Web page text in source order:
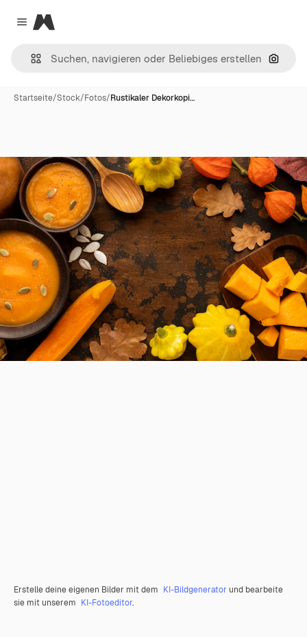
Close menu
Magnific
Nach
Startseite/Stock/Fotos/Rustikaler Dekorkopi…
Erstelle deine eigenen Bilder mit dem KI-Bildgenerator und bearbeite
sie mit unserem KI-Fotoeditor.